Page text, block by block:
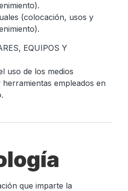
(colocación, usos y
EQUIPOS Y
uso de los medios
empleados en
que imparte la